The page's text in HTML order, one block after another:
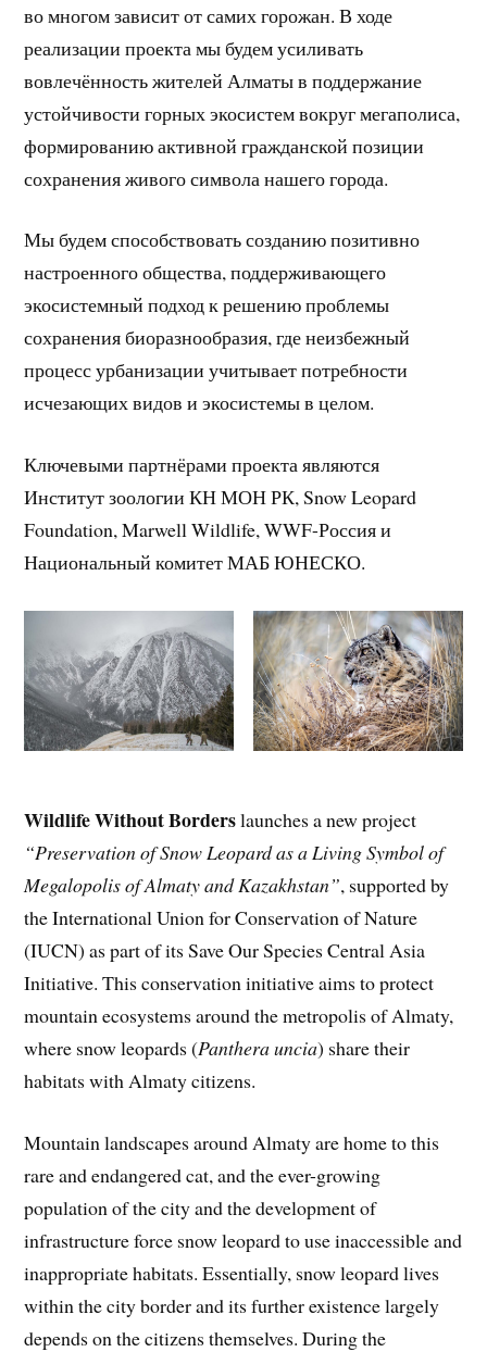
во многом зависит от самих горожан. В ходе
реализации проекта мы будем усиливать
вовлечённость жителей Алматы в поддержание
устойчивости горных экосистем вокруг мегаполиса,
формированию активной гражданской позиции
сохранения живого символа нашего города.
Мы будем способствовать созданию позитивно
настроенного общества, поддерживающего
экосистемный подход к решению проблемы
сохранения биоразнообразия, где неизбежный
процесс урбанизации учитывает потребности
исчезающих видов и экосистемы в целом.
Ключевыми партнёрами проекта являются
Институт зоологии КН МОН РК, Snow Leopard
Foundation, Marwell Wildlife, WWF-Россия и
Национальный комитет МАБ ЮНЕСКО.
Wildlife Without Borderslaunches a new project
“Preservation of Snow Leopard as a Living Symbol of
Megalopolis of Almaty and Kazakhstan”, supported by
the International Union for Conservation of Nature
(IUCN) as part of its Save Our Species Central Asia
Initiative. This conservation initiative aims to protect
mountain ecosystems around the metropolis of Almaty,
where snow leopards (Panthera uncia) share their
habitats with Almaty citizens.
Mountain landscapes around Almaty are home to this
rare and endangered cat, and the ever-growing
population of the city and the development of
infrastructure force snow leopard to use inaccessible and
inappropriate habitats. Essentially, snow leopard lives
within the city border and its further existence largely
depends on the citizens themselves. During the